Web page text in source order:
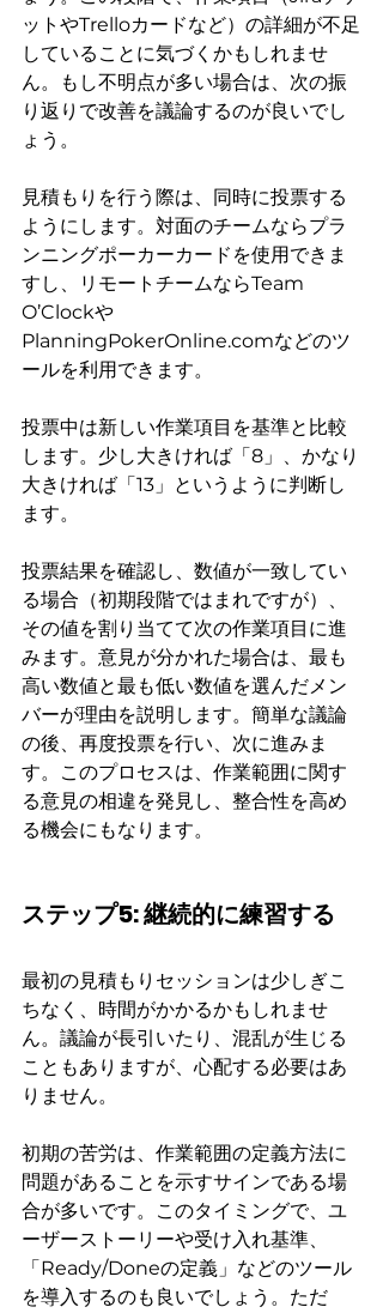
ットやTrelloカードなど）の詳細が不足
していることに気づくかもしれませ
ん。もし不明点が多い場合は、次の振
り返りで改善を議論するのが良いでし
ょう。
見積もりを行う際は、同時に投票する
ようにします。対面のチームならプラ
ンニングポーカーカードを使用できま
すし、リモートチームならTeam
O’Clockや
PlanningPokerOnline.comなどのツ
ールを利用できます。
投票中は新しい作業項目を基準と比較
します。少し大きければ「8」、かなり
大きければ「13」というように判断し
ます。
投票結果を確認し、数値が一致してい
る場合（初期段階ではまれですが）、
その値を割り当てて次の作業項目に進
みます。意見が分かれた場合は、最も
高い数値と最も低い数値を選んだメン
バーが理由を説明します。簡単な議論
の後、再度投票を行い、次に進みま
す。このプロセスは、作業範囲に関す
る意見の相違を発見し、整合性を高め
る機会にもなります。
ステップ5: 継続的に練習する
最初の見積もりセッションは少しぎこ
ちなく、時間がかかるかもしれませ
ん。議論が長引いたり、混乱が生じる
こともありますが、心配する必要はあ
りません。
初期の苦労は、作業範囲の定義方法に
問題があることを示すサインである場
合が多いです。このタイミングで、ユ
ーザーストーリーや受け入れ基準、
「Ready/Doneの定義」などのツール
を導入するのも良いでしょう。ただ